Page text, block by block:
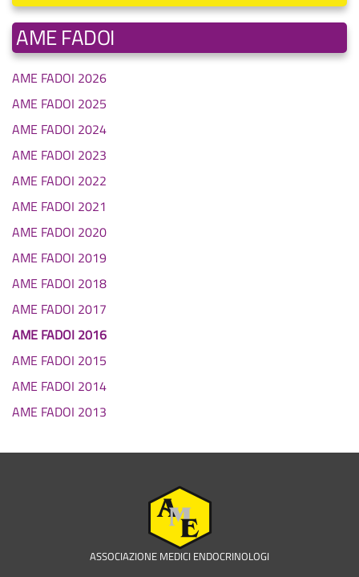
AME FADOI
AME FADOI 2026
AME FADOI 2025
AME FADOI 2024
AME FADOI 2023
AME FADOI 2022
AME FADOI 2021
AME FADOI 2020
AME FADOI 2019
AME FADOI 2018
AME FADOI 2017
AME FADOI 2016
AME FADOI 2015
AME FADOI 2014
AME FADOI 2013
ASSOCIAZIONE MEDICI ENDOCRINOLOGI